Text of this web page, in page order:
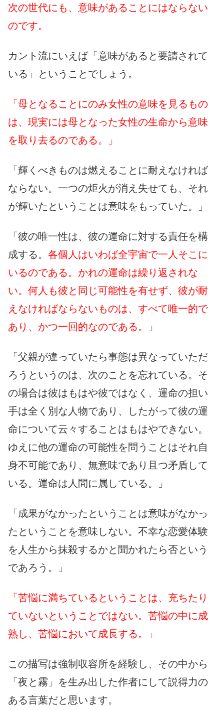
次の世代にも、意味があることにはならない
のです。
カント流にいえば「意味があると要請されて
いる」ということでしょう。
「母となることにのみ女性の意味を見るもの
は、現実には母となった女性の生命から意味
を取り去るのである。」
「輝くべきものは燃えることに耐えなければ
ならない。一つの炬火が消え失せても、それ
が輝いたということは意味をもっていた。」
「彼の唯一性は、彼の運命に対する責任を構
成する。 各個人はいわば全宇宙で一人そこに
いるのである。かれの運命は繰り返されな
い。何人も彼と同じ可能性を有せず、彼が耐
えなければならないものは、すべて唯一的で
あり、かつ一回的なのである。
」
「父親が違っていたら事態は異なっていただ
ろうというのは、次のことを忘れている。そ
の場合は彼はもはや彼ではなく、運命の担い
手は全く別な人物であり、したがって彼の運
命について云々することはもはやできない。
ゆえに他の運命の可能性を問うことはそれ自
身不可能であり、無意味であり且つ矛盾して
いる。運命は人間に属している。」
「成果がなかったということは意味がなかっ
たということを意味しない。不幸な恋愛体験
を人生から抹殺するかと聞かれたら否という
であろう。」
「苦悩に満ちているということは、充ちたり
ていないということではない。苦悩の中に成
熟し、苦悩において成長する。」
この描写は強制収容所を経験し、その中から
「夜と霧」を生み出した作者にして説得力の
ある言葉だと思います。